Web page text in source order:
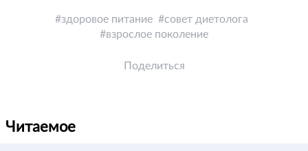
здоровое питание
совет диетолога
взрослое поколение
Поделиться
Читаемое